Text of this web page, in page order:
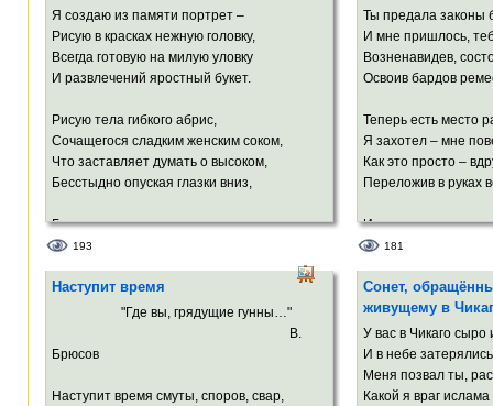
За ним протестом выскочило слово –
И вздрогнул мной ужаленный Господь!
Ты мне казалась
А обернулась ада
Я создаю из памяти портрет –
Рисую в красках нежную головку,
Всегда готовую на милую уловку
И развлечений яростный букет.
Рисую тела гибкого абрис,
Сочащегося сладким женским соком,
Что заставляет думать о высоком,
Бесстыдно опуская глазки вниз,
Где центр мира, где из сна возник
Необъяснимо-солнечный родник
Так Бог когда-то кисти обмакнул,
И смотрит, как Вселенная смеётся.
193
Ты предала законы
И мне пришлось,
Возненавидев,
Освоив бардов
Теперь есть место
Я захотел – мне
Как это просто –
Переложив в руках
И – песня вместо
И – имя, как удав-
В гигантской
Но я с собой
Меня – такого – ты
181
Наступит время
"Где вы, грядущие гунны…"
В.
Брюсов
Наступит время смуты, споров, свар,
Сонет,
живущему в
У вас в Чикаго сыро
И в небе
Меня позвал ты,
Какой я враг